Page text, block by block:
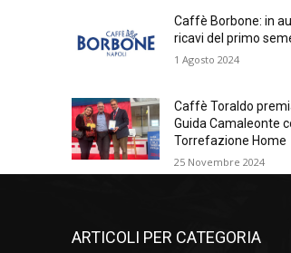
Caffè Borbone: in
ricavi del primo
1 Agosto 2024
Caffè Toraldo
Guida Camaleonte
Torrefazione Home
25 Novembre 2024
ARTICOLI PER CATEGORIA